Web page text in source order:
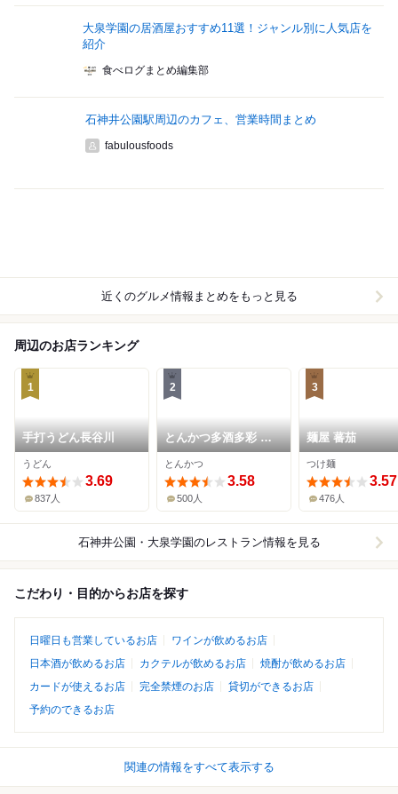
大泉学園の居酒屋おすすめ11選！ジャンル別に人気店を
紹介
食べログまとめ編集部
石神井公園駅周辺のカフェ、営業時間まとめ
fabulousfoods
近くのグルメ情報まとめをもっと見る
周辺のお店ランキング
1
手打うどん長谷川
うどん
3.69
837人
2
とんかつ多酒多彩 地
蔵
とんかつ
3.58
500人
3
麺屋 蕃茄
つけ麺
3.57
476人
石神井公園・大泉学園のレストラン情報を見る
こだわり・目的からお店を探す
日曜日も営業しているお店
ワインが飲めるお店
日本酒が飲めるお店
カクテルが飲めるお店
焼酎が飲めるお店
カードが使えるお店
完全禁煙のお店
貸切ができるお店
予約のできるお店
関連の情報をすべて表示する